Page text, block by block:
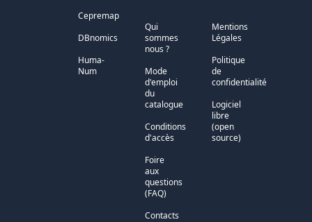
Cepremap
DBnomics
Huma-
Num
Qui
sommes
nous ?
Mode
d'emploi
du
catalogue
Conditions
d'accès
Foire
aux
questions
(FAQ)
Contacts
Mentions
Légales
Politique
de
confidentialité
Logiciel
libre
(open
source)